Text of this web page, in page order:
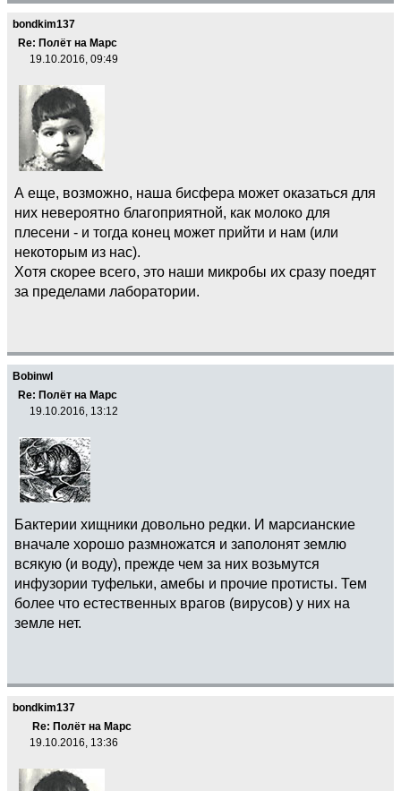
bondkim137
Re: Полёт на Марс
19.10.2016, 09:49
А еще, возможно, наша бисфера может оказаться для
них невероятно благоприятной, как молоко для
плесени - и тогда конец может прийти и нам (или
некоторым из нас).
Хотя скорее всего, это наши микробы их сразу поедят
за пределами лаборатории.
Bobinwl
Re: Полёт на Марс
19.10.2016, 13:12
Бактерии хищники довольно редки. И марсианские
вначале хорошо размножатся и заполонят землю
всякую (и воду), прежде чем за них возьмутся
инфузории туфельки, амебы и прочие протисты. Тем
более что естественных врагов (вирусов) у них на
земле нет.
bondkim137
Re: Полёт на Марс
19.10.2016, 13:36